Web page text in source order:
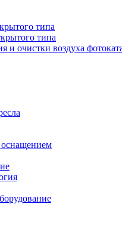
типа
типа
и очистки воздуха
оснащением